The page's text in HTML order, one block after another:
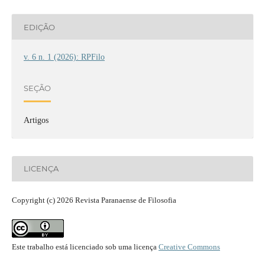
EDIÇÃO
v. 6 n. 1 (2026): RPFilo
SEÇÃO
Artigos
LICENÇA
Copyright (c) 2026 Revista Paranaense de Filosofia
Este trabalho está licenciado sob uma licença Creative Commons